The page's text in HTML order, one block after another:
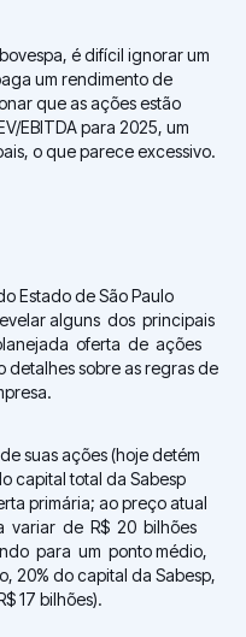
é difícil ignorar um
um rendimento de
que as ações estão
EBITDA para 2025, um
o que parece excessivo.
Estado de São Paulo
alguns dos principais
oferta de ações
sobre as regras de
suas ações (hoje detém
capital total da Sabesp
primária; ao preço atual
variar de R$ 20 bilhões
para um ponto médio,
20% do capital da Sabesp,
17 bilhões).